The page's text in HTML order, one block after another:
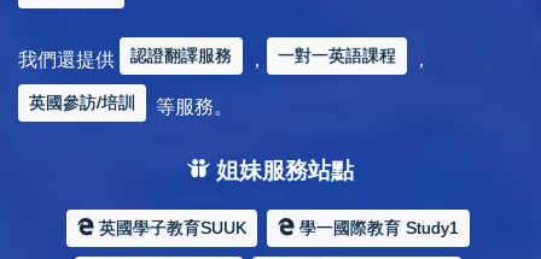
我們還提供 認證翻譯服務 ， 一對一英語課程 ，
英國參訪/培訓 等服務。
姐妹服務站點
英國學子教育SUUK 學一國際教育 Study1